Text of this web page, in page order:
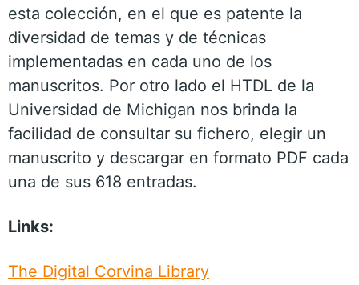
esta colección, en el que es patente la
diversidad de temas y de técnicas
implementadas en cada uno de los
manuscritos. Por otro lado el HTDL de la
Universidad de Michigan nos brinda la
facilidad de consultar su fichero, elegir un
manuscrito y descargar en formato PDF cada
una de sus 618 entradas.
Links:
The Digital Corvina Library